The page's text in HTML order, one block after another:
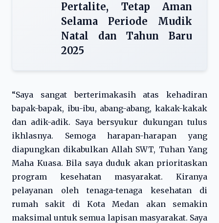
Pertalite, Tetap Aman
Selama Periode Mudik
Natal dan Tahun Baru
2025
“Saya sangat berterimakasih atas kehadiran
bapak-bapak, ibu-ibu, abang-abang, kakak-kakak
dan adik-adik. Saya bersyukur dukungan tulus
ikhlasnya. Semoga harapan-harapan yang
diapungkan dikabulkan Allah SWT, Tuhan Yang
Maha Kuasa. Bila saya duduk akan prioritaskan
program kesehatan masyarakat. Kiranya
pelayanan oleh tenaga-tenaga kesehatan di
rumah sakit di Kota Medan akan semakin
maksimal untuk semua lapisan masyarakat. Saya